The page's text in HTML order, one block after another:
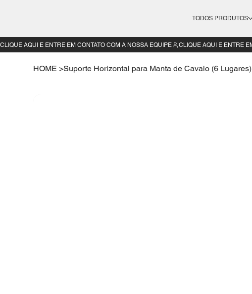
TODOS PRODUTOS
HOME >Suporte Horizontal para Manta de Cavalo (6 Lugares)
CLIQUE AQUI E ENTRE EM CONTATO COM A NOSSA EQUIPE